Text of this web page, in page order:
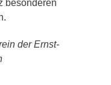
besonderen
der Ernst-